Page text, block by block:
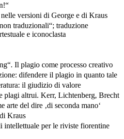
versioni di George e di Kraus
traduzionali“; traduzione
e iconoclasta
Il plagio come processo creativo
difendere il plagio in quanto tale
il giudizio di valore
plagi altrui. Kerr, Lichtenberg, Brecht
arte del dire ‚di seconda mano‘
Kraus
intellettuale per le riviste fiorentine